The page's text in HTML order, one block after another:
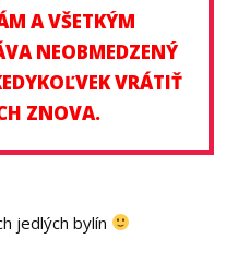
A VŠETKÝM
NEOBMEDZENÝ
VRÁTIŤ
ZNOVA.
jedlých bylín